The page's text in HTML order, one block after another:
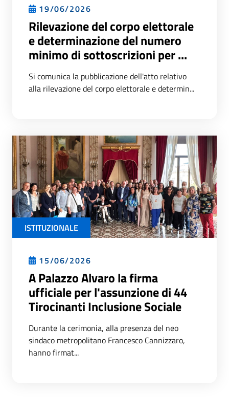
19/06/2026
Rilevazione del corpo elettorale
e determinazione del numero
minimo di sottoscrizioni per ...
Si comunica la pubblicazione dell'atto relativo
alla rilevazione del corpo elettorale e determin...
ISTITUZIONALE
15/06/2026
A Palazzo Alvaro la firma
ufficiale per l'assunzione di 44
Tirocinanti Inclusione Sociale
Durante la cerimonia, alla presenza del neo
sindaco metropolitano Francesco Cannizzaro,
hanno firmat...